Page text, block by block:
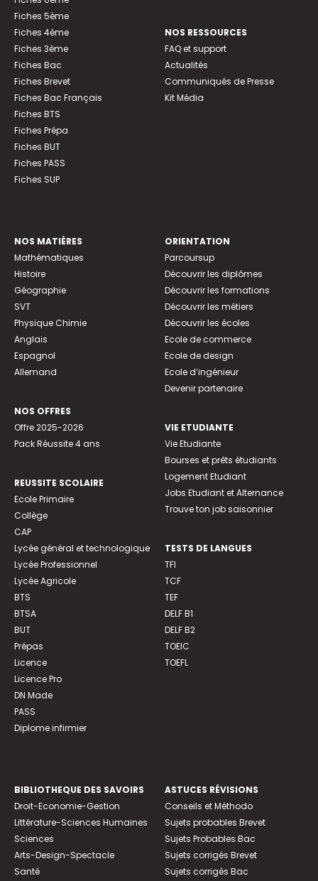
Fiches 5ème
Fiches 4ème
Fiches 3ème
Fiches Bac
Fiches Brevet
Fiches Bac Français
Fiches BTS
Fiches Prépa
Fiches BUT
Fiches PASS
Fiches SUP
NOS RESSOURCES
FAQ et support
Actualités
Communiqués de Presse
Kit Média
NOS MATIÈRES
Mathématiques
Histoire
Géographie
SVT
Physique Chimie
Anglais
Espagnol
Allemand
NOS OFFRES
Offre 2025-2026
Pack Réussite 4 ans
REUSSITE SCOLAIRE
Ecole Primaire
Collège
CAP
Lycée général et technologique
Lycée Professionnel
Lycée Agricole
BTS
BTSA
BUT
Prépas
Licence
Licence Pro
DN Made
PASS
Diplome infirmier
ORIENTATION
Parcoursup
Découvrir les diplômes
Découvrir les formations
Découvrir les métiers
Découvrir les écoles
Ecole de commerce
Ecole de design
Ecole d’ingénieur
Devenir partenaire
VIE ETUDIANTE
Vie Etudiante
Bourses et prêts étudiants
Logement Etudiant
Jobs Etudiant et Alternance
Trouve ton job saisonnier
TESTS DE LANGUES
TFI
TCF
TEF
DELF B1
DELF B2
TOEIC
TOEFL
BIBLIOTHEQUE DES SAVOIRS
Droit-Economie-Gestion
Littérature-Sciences Humaines
Sciences
Arts-Design-Spectacle
Santé
ASTUCES RÉVISIONS
Conseils et Méthodo
Sujets probables Brevet
Sujets Probables Bac
Sujets corrigés Brevet
Sujets corrigés Bac